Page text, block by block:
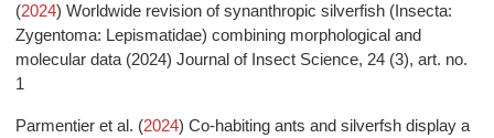
(2024) Worldwide revision of synanthropic silverfish (Insecta:
Zygentoma: Lepismatidae) combining morphological and
molecular data (2024) Journal of Insect Science, 24 (3), art. no.
1
Parmentier et al. (2024) Co-habiting ants and silverfsh display a